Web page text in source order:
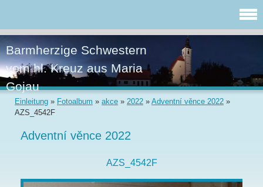
Barmherzige Schwestern
vom hl. Kreuz aus Maria
Gojau
Einleitung » Fotoalbum » akce » 2022 » Adventní věnce 2022 »
AZS_4542F
Adventní věnce 2022
AZS_4542F